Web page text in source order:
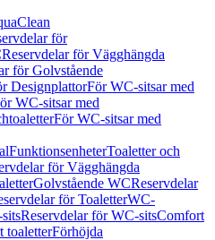
för
Reservdelar för Vägghängda
för Golvstående
DesignplattorFör WC-sitsar med
WC-sitsar med
För WC-sitsar med
FunktionsenheterToaletter och
för Vägghängda
Golvstående WCReservdelar
för ToaletterWC-
Reservdelar för WC-sitsComfort
toaletterFörhöjda